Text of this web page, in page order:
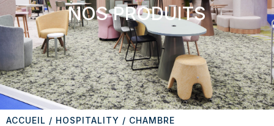
NOS PRODUITS
ACCUEIL / HOSPITALITY / CHAMBRE